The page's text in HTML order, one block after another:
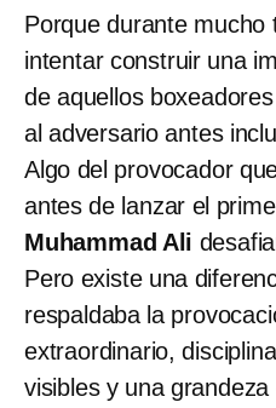
Porque durante mucho
intentar construir una
de aquellos
al adversario antes
Algo del provocador
antes de lanzar el
Muhammad Ali
Pero existe una
respaldaba la
extraordinario,
visibles y una